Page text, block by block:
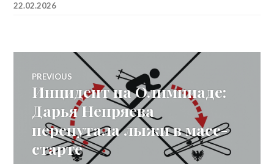
22.02.2026
Post
navigation
PREVIOUS
Previous
post:
Инцидент на Олимпиаде:
Дарья Непряева
перепутала лыжи в масс-
старте